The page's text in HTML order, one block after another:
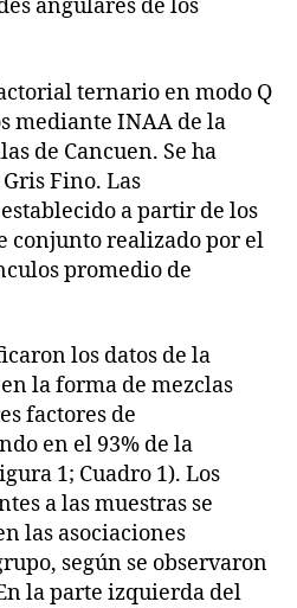
angulares de los
ternario en modo Q
mediante INAA de la
de Cancuen. Se ha
Fino. Las
a partir de los
conjunto realizado por el
promedio de
los datos de la
la forma de mezclas
factores de
en el 93% de la
1; Cuadro 1). Los
a las muestras se
las asociaciones
según se observaron
la parte izquierda del